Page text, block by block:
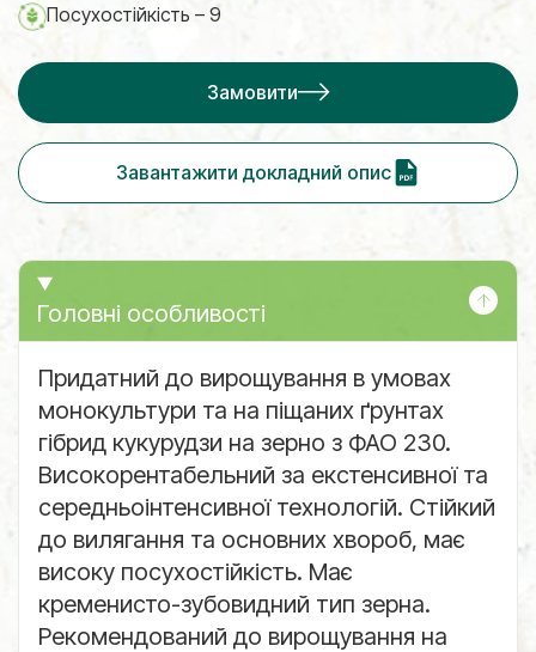
Посухостійкість – 9
Замовити
Завантажити докладний опис
Головні особливості
Придатний до вирощування в умовах
монокультури та на піщаних ґрунтах
гібрид кукурудзи на зерно з ФАО 230.
Високорентабельний за екстенсивної та
середньоінтенсивної технологій. Стійкий
до вилягання та основних хвороб, має
високу посухостійкість. Має
кременисто-зубовидний тип зерна.
Рекомендований до вирощування на